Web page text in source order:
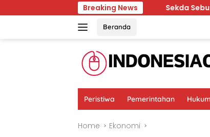
to
Breaking NewsSekda Sebut Indeks
Beranda
Peristiwa Pemerintahan
Home Ekonomi